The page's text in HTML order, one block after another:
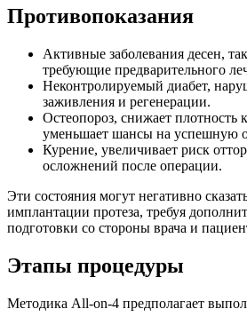
Противопоказания
Активные заболевания десен,
требующие предварительного
Неконтролируемый диабет,
заживления и регенерации.
Остеопороз, снижает плотность
уменьшает шансы на успешную
Курение, увеличивает риск
осложнений после операции.
Эти состояния могут негативно
имплантации протеза, требуя
подготовки со стороны врача и
Этапы процедуры
Методика All-on-4 предполагает